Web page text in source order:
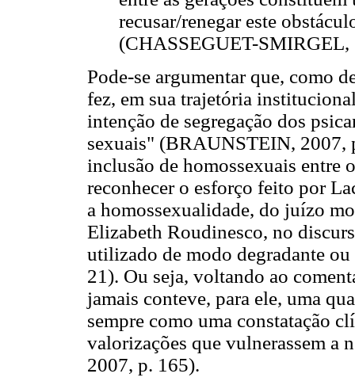
recusar/renegar este
(CHASSEGUET-SMIRGEL,
Pode-se argumentar que, como
fez, em sua trajetória
intenção de segregação dos
sexuais" (BRAUNSTEIN, 2007,
inclusão de homossexuais entre
reconhecer o esforço feito por
a homossexualidade, do juízo
Elizabeth Roudinesco, no
utilizado de modo degradante
21). Ou seja, voltando ao
jamais conteve, para ele, uma
sempre como uma constatação
valorizações que vulnerassem
2007, p. 165).